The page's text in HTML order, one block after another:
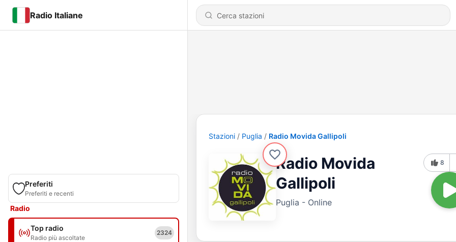
Radio Italiane
Preferiti
Preferiti e recenti
Radio
Top radio
Radio più ascoltate
2324
Stazioni Puglia Radio Movida Gallipoli
Radio Movida
Gallipoli
Puglia - Online
8